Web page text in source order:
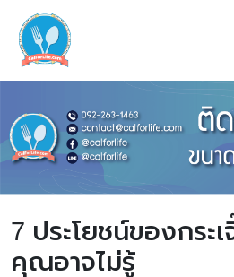
7 ประโยชน์ของกระ
คุณอาจไม่รู้